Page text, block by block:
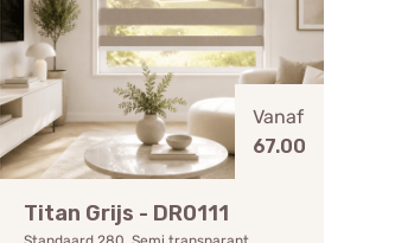
Vanaf
67.00
Titan Grijs - DR0111